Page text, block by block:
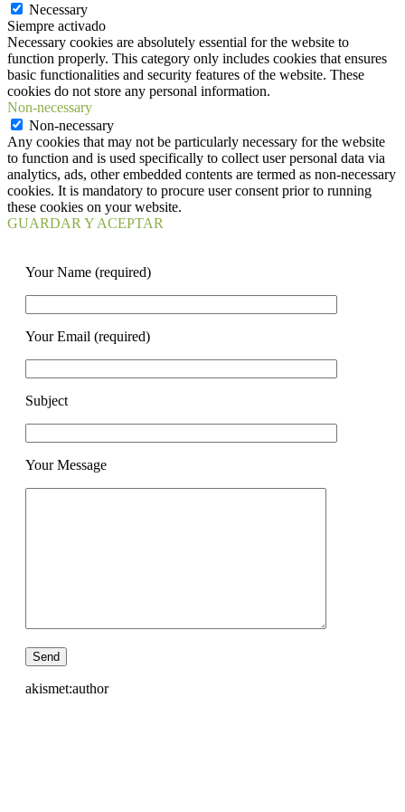
Necessary
Siempre activado
Necessary cookies are absolutely essential for the website to
function properly. This category only includes cookies that ensures
basic functionalities and security features of the website. These
cookies do not store any personal information.
Non-necessary
Non-necessary
Any cookies that may not be particularly necessary for the website
to function and is used specifically to collect user personal data via
analytics, ads, other embedded contents are termed as non-necessary
cookies. It is mandatory to procure user consent prior to running
these cookies on your website.
GUARDAR Y ACEPTAR
Your Name (required)
Your Email (required)
Subject
Your Message
akismet:author